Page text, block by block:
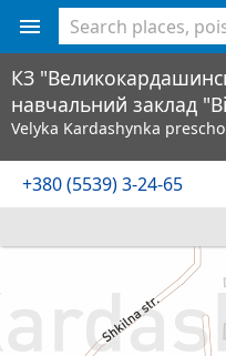
КЗ
навчальний заклад
Velyka Kardashynka
+380 (5539) 3-24-65
<% console.log(hcard) %>